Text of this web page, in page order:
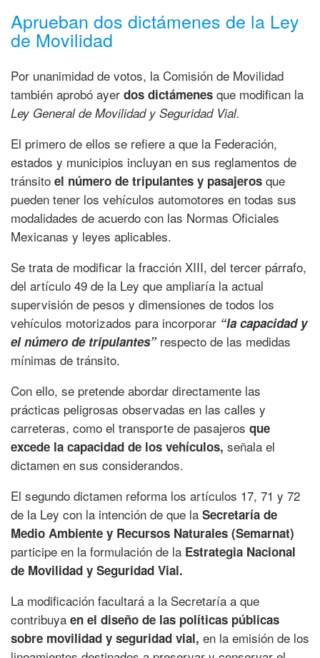
Aprueban dos dictámenes de la Ley
de Movilidad
Por unanimidad de votos, la Comisión de Movilidad
también aprobó ayer dos dictámenes que modifican la
Ley General de Movilidad y Seguridad Vial.
El primero de ellos se refiere a que la Federación,
estados y municipios incluyan en sus reglamentos de
tránsito el número de tripulantes y pasajeros que
pueden tener los vehículos automotores en todas sus
modalidades de acuerdo con las Normas Oficiales
Mexicanas y leyes aplicables.
Se trata de modificar la fracción XIII, del tercer párrafo,
del artículo 49 de la Ley que ampliaría la actual
supervisión de pesos y dimensiones de todos los
vehículos motorizados para incorporar “la capacidad y
el número de tripulantes”respecto de las medidas
mínimas de tránsito.
Con ello, se pretende abordar directamente las
prácticas peligrosas observadas en las calles y
carreteras, como el transporte de pasajeros que
excede la capacidad de los vehículos, señala el
dictamen en sus considerandos.
El segundo dictamen reforma los artículos 17, 71 y 72
de la Ley con la intención de que la Secretaría de
Medio Ambiente y Recursos Naturales (Semarnat)
participe en la formulación de la Estrategia Nacional
de Movilidad y Seguridad Vial.
La modificación facultará a la Secretaría a que
contribuya en el diseño de las políticas públicas
sobre movilidad y seguridad vial, en la emisión de los